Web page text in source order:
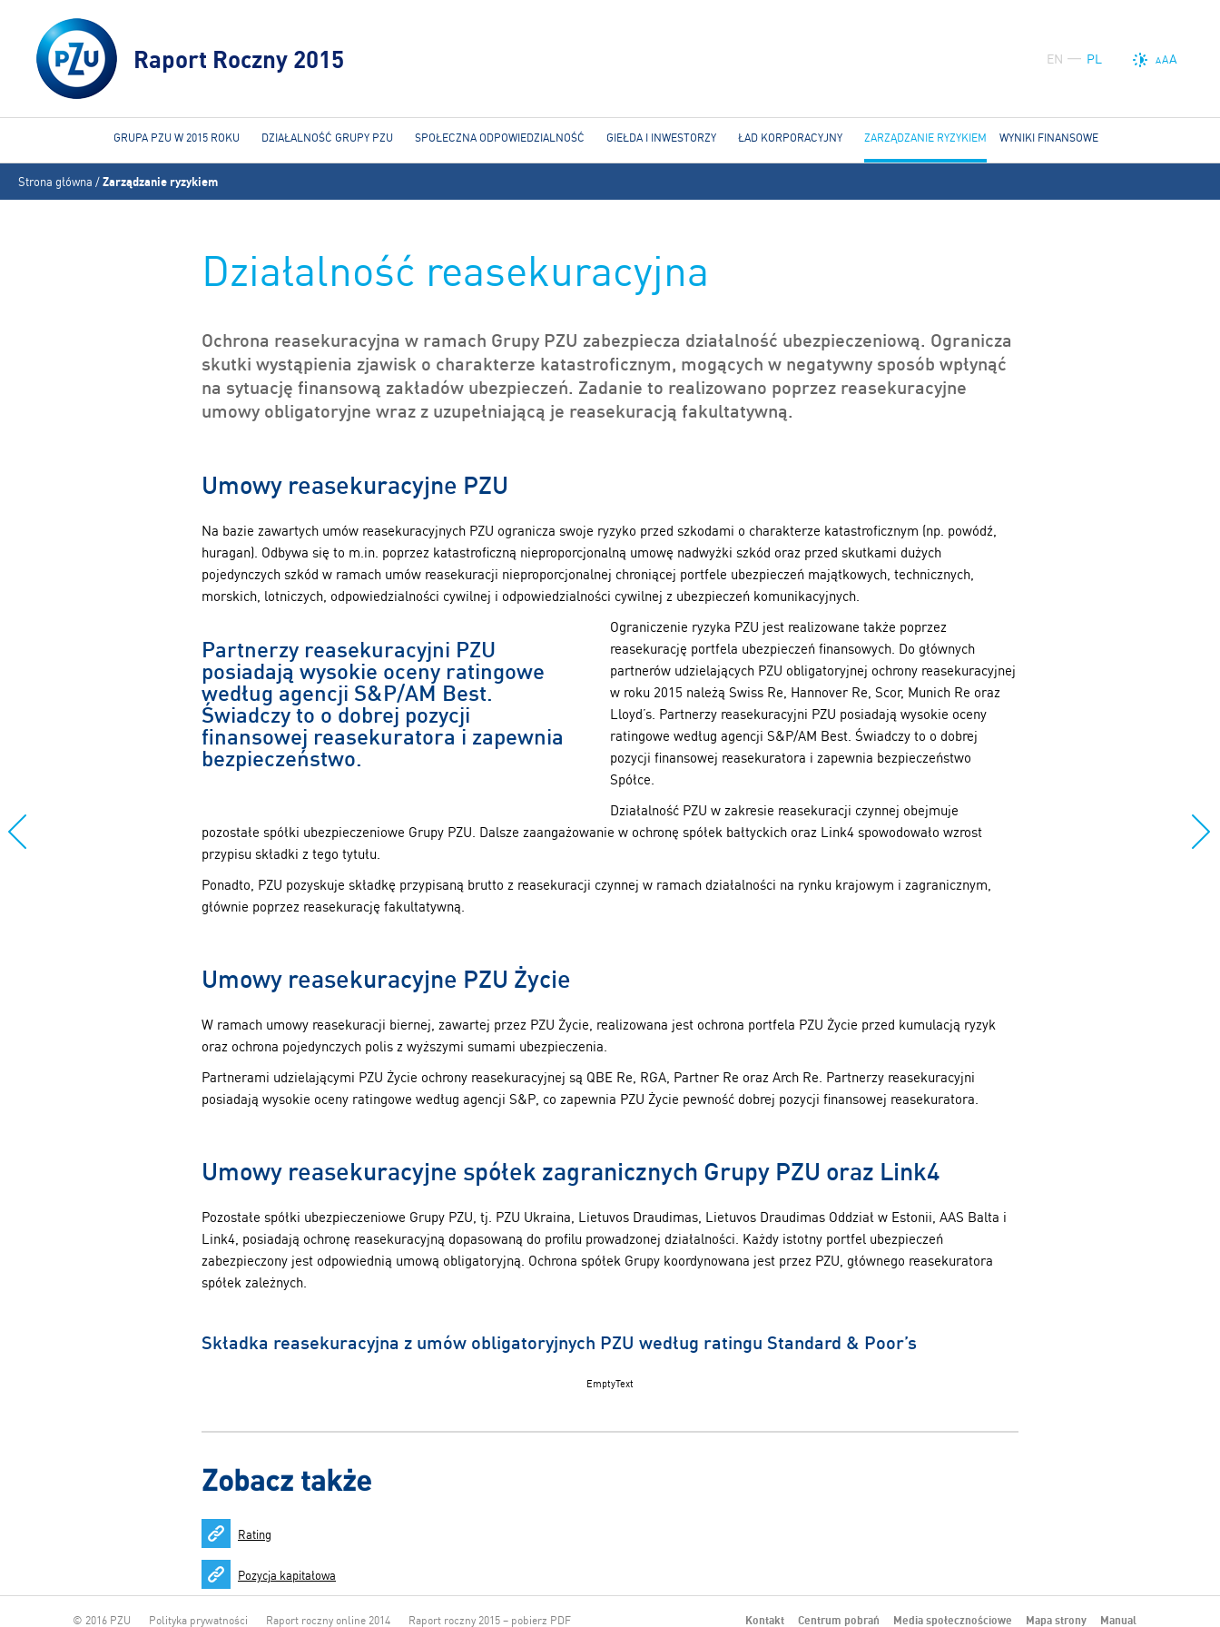
EN PL AAA
Raport Roczny 2015
Jesteś
tutaj
Strona główna /Zarządzanie ryzykiem
Działalność reasekuracyjna
Ochrona reasekuracyjna w ramach Grupy PZU zabezpiecza działalność ubezpieczeniową. Ogranicza
skutki wystąpienia zjawisk o charakterze katastroficznym, mogących w negatywny sposób wpłynąć
na sytuację finansową zakładów ubezpieczeń. Zadanie to realizowano poprzez reasekuracyjne
umowy obligatoryjne wraz z uzupełniającą je reasekuracją fakultatywną.
Umowy reasekuracyjne PZU
Na bazie zawartych umów reasekuracyjnych PZU ogranicza swoje ryzyko przed szkodami o charakterze katastroficznym (np. powódź,
huragan). Odbywa się to m.in. poprzez katastroficzną nieproporcjonalną umowę nadwyżki szkód oraz przed skutkami dużych
pojedynczych szkód w ramach umów reasekuracji nieproporcjonalnej chroniącej portfele ubezpieczeń majątkowych, technicznych,
morskich, lotniczych, odpowiedzialności cywilnej i odpowiedzialności cywilnej z ubezpieczeń komunikacyjnych.
Partnerzy reasekuracyjni PZU
posiadają wysokie oceny ratingowe
według agencji S&P/AM Best.
Świadczy to o dobrej pozycji
finansowej reasekuratora i zapewnia
bezpieczeństwo.
Ograniczenie ryzyka PZU jest realizowane także poprzez
reasekurację portfela ubezpieczeń finansowych. Do głównych
partnerów udzielających PZU obligatoryjnej ochrony reasekuracyjnej
w roku 2015 należą Swiss Re, Hannover Re, Scor, Munich Re oraz
Lloyd’s. Partnerzy reasekuracyjni PZU posiadają wysokie oceny
ratingowe według agencji S&P/AM Best. Świadczy to o dobrej
pozycji finansowej reasekuratora i zapewnia bezpieczeństwo
Spółce.
Działalność PZU w zakresie reasekuracji czynnej obejmuje
pozostałe spółki ubezpieczeniowe Grupy PZU. Dalsze zaangażowanie w ochronę spółek bałtyckich oraz Link4 spowodowało wzrost
przypisu składki z tego tytułu.
Ponadto, PZU pozyskuje składkę przypisaną brutto z reasekuracji czynnej w ramach działalności na rynku krajowym i zagranicznym,
głównie poprzez reasekurację fakultatywną.
Umowy reasekuracyjne PZU Życie
W ramach umowy reasekuracji biernej, zawartej przez PZU Życie, realizowana jest ochrona portfela PZU Życie przed kumulacją ryzyk
oraz ochrona pojedynczych polis z wyższymi sumami ubezpieczenia.
Partnerami udzielającymi PZU Życie ochrony reasekuracyjnej są QBE Re, RGA, Partner Re oraz Arch Re. Partnerzy reasekuracyjni
posiadają wysokie oceny ratingowe według agencji S&P, co zapewnia PZU Życie pewność dobrej pozycji finansowej reasekuratora.
Umowy reasekuracyjne spółek zagranicznych Grupy PZU oraz Link4
Pozostałe spółki ubezpieczeniowe Grupy PZU, tj. PZU Ukraina, Lietuvos Draudimas, Lietuvos Draudimas Oddział w Estonii, AAS Balta i
Link4, posiadają ochronę reasekuracyjną dopasowaną do profilu prowadzonej działalności. Każdy istotny portfel ubezpieczeń
zabezpieczony jest odpowiednią umową obligatoryjną. Ochrona spółek Grupy koordynowana jest przez PZU, głównego reasekuratora
spółek zależnych.
Składka reasekuracyjna z umów obligatoryjnych PZU według ratingu Standard & Poor’s
EmptyText
Zobacz także
Rating
Pozycja kapitałowa
GRUPA PZU W 2015 ROKU DZIAŁALNOŚĆ GRUPY PZU SPOŁECZNA ODPOWIEDZIALNOŚĆ GIEŁDA I INWESTORZY ŁAD KORPORACYJNY ZARZĄDZANIE RYZYKIEM WYNIKI FINANSOWE
© 2016 PZU Polityka prywatności Raport roczny online 2014 Raport roczny 2015 – pobierz PDF Kontakt Centrum pobrań Media społecznościowe Mapa strony Manual